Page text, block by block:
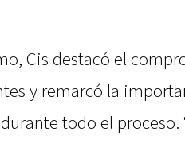
Cis destacó el
y remarcó la
todo el